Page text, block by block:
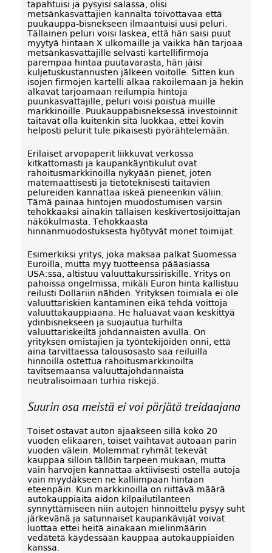
tapahtuisi ja pysyisi salassa, olisi
metsänkasvattajien kannalta toivottavaa että
puukauppa-bisnekseen ilmaantuisi uusi peluri.
Tällainen peluri voisi laskea, että hän saisi puut
myytyä hintaan X ulkomaille ja vaikka hän tarjoaa
metsänkasvattajille selvästi kartellifirmoja
parempaa hintaa puutavarasta, hän jäisi
kuljetuskustannusten jälkeen voitolle. Sitten kun
isojen firmojen kartelli alkaa rakoilemaan ja hekin
alkavat tarjoamaan reilumpia hintoja
puunkasvattajille, peluri voisi poistua muille
markkinoille. Puukauppabisneksessä investoinnit
taitavat olla kuitenkin sitä luokkaa, ettei kovin
helposti pelurit tule pikaisesti pyörähtelemään.
Erilaiset arvopaperit liikkuvat verkossa
kitkattomasti ja kaupankäyntikulut ovat
rahoitusmarkkinoilla nykyään pienet, joten
matemaattisesti ja tietoteknisesti taitavien
pelureiden kannattaa iskeä pieneenkin väliin.
Tämä painaa hintojen muodostumisen varsin
tehokkaaksi ainakin tällaisen keskivertosijoittajan
näkökulmasta. Tehokkaasta
hinnanmuodostuksesta hyötyvät monet toimijat.
Esimerkiksi yritys, joka maksaa palkat Suomessa
Euroilla, mutta myy tuotteensa pääasiassa
USA:ssa, altistuu valuuttakurssiriskille. Yritys on
pahoissa ongelmissa, mikäli Euron hinta kallistuu
reilusti Dollariin nähden. Yrityksen toimiala ei ole
valuuttariskien kantaminen eikä tehdä voittoja
valuuttakauppiaana. He haluavat vaan keskittyä
ydinbisnekseen ja suojautua turhilta
valuuttariskeiltä johdannaisten avulla. On
yrityksen omistajien ja työntekijöiden onni, että
aina tarvittaessa talousosasto saa reiluilla
hinnoilla ostettua rahoitusmarkkinoilta
tavitsemaansa valuuttajohdannaista
neutralisoimaan turhia riskejä.
Suurin osa meistä ei voi pärjätä treidaajana
Toiset ostavat auton ajaakseen sillä koko 20
vuoden elikaaren, toiset vaihtavat autoaan parin
vuoden välein. Molemmat ryhmät tekevät
kauppaa silloin tällöin tarpeen mukaan, mutta
vain harvojen kannattaa aktiivisesti ostella autoja
vain myydäkseen ne kalliimpaan hintaan
eteenpäin. Kun markkinoilla on riittävä määrä
autokauppiaita aidon kilpailutilanteen
synnyttämiseen niin autojen hinnoittelu pysyy suht
järkevänä ja satunnaiset kaupankävijät voivat
luottaa ettei heitä ainakaan mielinmäärin
vedätetä käydessään kauppaa autokauppiaiden
kanssa.